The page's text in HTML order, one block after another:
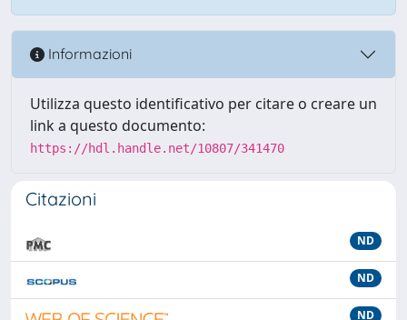
Informazioni
Utilizza questo identificativo per citare o creare un
link a questo documento:
https://hdl.handle.net/10807/341470
Citazioni
ND
ND
ND